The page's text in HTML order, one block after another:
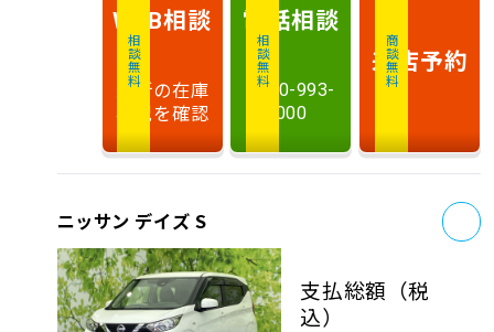
相談無料
WEB相談
最新の在庫
状況を確認
相談無料
電話相談
0120-993-
000
商談無料
来店予約
ニッサン デイズ S
支払総額 （税
込）